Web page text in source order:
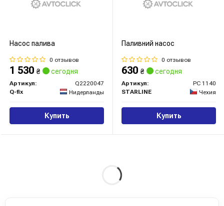
Насос палива
0 отзывов
1 530 ₴ сегодня
Артикул:
Q2220047
Q-fix
Нидерланды
Купить
Паливний насос
0 отзывов
630 ₴ сегодня
Артикул:
PC 1140
STARLINE
Чехия
Купить